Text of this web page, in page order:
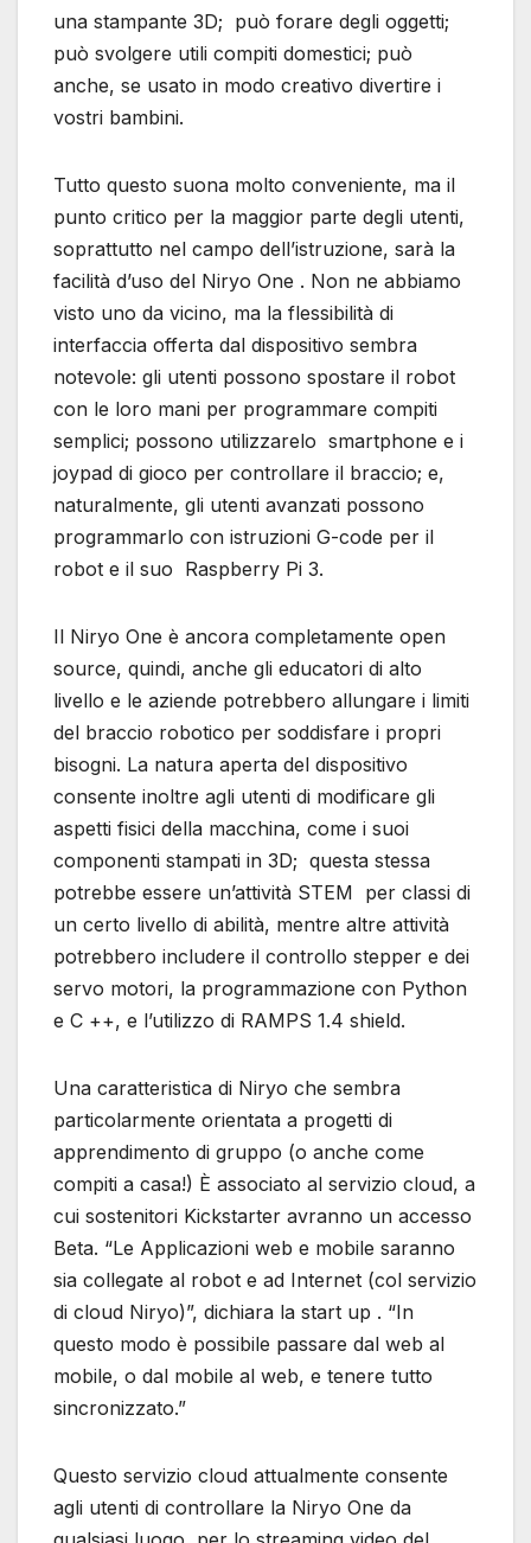
una stampante 3D; può forare degli oggetti;
può svolgere utili compiti domestici; può
anche, se usato in modo creativo divertire i
vostri bambini.
Tutto questo suona molto conveniente, ma il
punto critico per la maggior parte degli utenti,
soprattutto nel campo dell’istruzione, sarà la
facilità d’uso del Niryo One . Non ne abbiamo
visto uno da vicino, ma la flessibilità di
interfaccia offerta dal dispositivo sembra
notevole: gli utenti possono spostare il robot
con le loro mani per programmare compiti
semplici; possono utilizzarelo smartphone e i
joypad di gioco per controllare il braccio; e,
naturalmente, gli utenti avanzati possono
programmarlo con istruzioni G-code per il
robot e il suo Raspberry Pi 3.
Il Niryo One è ancora completamente open
source, quindi, anche gli educatori di alto
livello e le aziende potrebbero allungare i limiti
del braccio robotico per soddisfare i propri
bisogni. La natura aperta del dispositivo
consente inoltre agli utenti di modificare gli
aspetti fisici della macchina, come i suoi
componenti stampati in 3D; questa stessa
potrebbe essere un’attività STEM per classi di
un certo livello di abilità, mentre altre attività
potrebbero includere il controllo stepper e dei
servo motori, la programmazione con Python
e C ++, e l’utilizzo di RAMPS 1.4 shield.
Una caratteristica di Niryo che sembra
particolarmente orientata a progetti di
apprendimento di gruppo (o anche come
compiti a casa!) È associato al servizio cloud, a
cui sostenitori Kickstarter avranno un accesso
Beta. “Le Applicazioni web e mobile saranno
sia collegate al robot e ad Internet (col servizio
di cloud Niryo)”, dichiara la start up . “In
questo modo è possibile passare dal web al
mobile, o dal mobile al web, e tenere tutto
sincronizzato.”
Questo servizio cloud attualmente consente
agli utenti di controllare la Niryo One da